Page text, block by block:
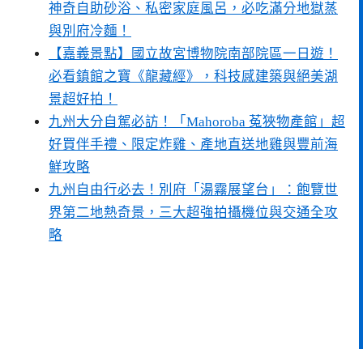
神奇自助砂浴、私密家庭風呂，必吃滿分地獄蒸
與別府冷麵！
【嘉義景點】國立故宮博物院南部院區一日遊！
必看鎮館之寶《龍藏經》，科技感建築與絕美湖
景超好拍！
九州大分自駕必訪！「Mahoroba 菟狹物產館」超
好買伴手禮、限定炸雞、產地直送地雞與豐前海
鮮攻略
九州自由行必去！別府「湯霧展望台」：飽覽世
界第二地熱奇景，三大超強拍攝機位與交通全攻
略